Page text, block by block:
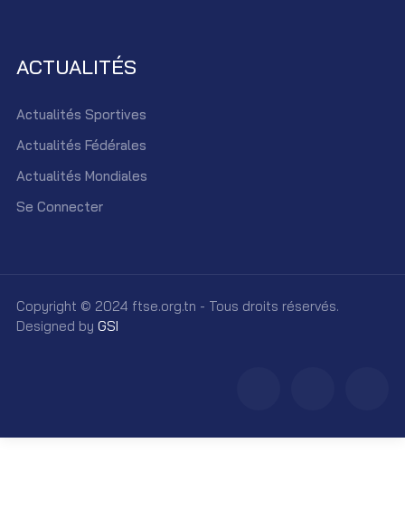
ACTUALITÉS
Actualités Sportives
Actualités Fédérales
Actualités Mondiales
Se Connecter
Copyright © 2024 ftse.org.tn - Tous droits réservés.
Designed by GSI